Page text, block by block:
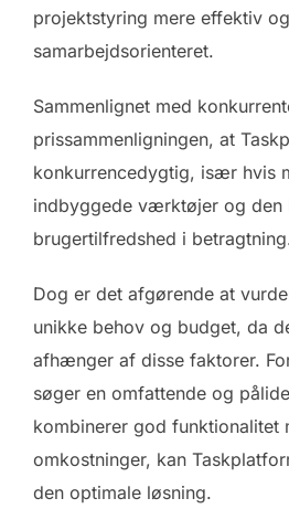
projektstyring mere effektiv og
samarbejdsorienteret.
Sammenlignet med
prissammenligningen, at
konkurrencedygtig, især hvis
indbyggede værktøjer og den
brugertilfredshed i
Dog er det afgørende at
unikke behov og budget, da
afhænger af disse faktorer.
søger en omfattende og
kombinerer god funktionalitet
omkostninger, kan
den optimale løsning.